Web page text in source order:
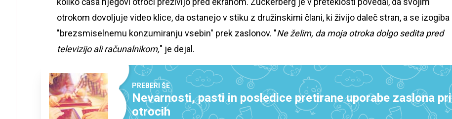
otrokom dovoljuje video klice, da ostanejo v stiku z družinskimi člani, ki živijo daleč stran, a se izogiba
"brezsmiselnemu konzumiranju vsebin" prek zaslonov. "Ne želim, da moja otroka dolgo sedita pred
televizijo ali računalnikom," je dejal.
PREBERI ŠE
Nevarnosti, pasti in posledice pretirane uporabe zaslona pri
otrocih